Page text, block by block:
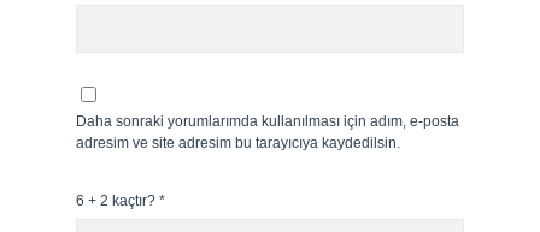
Daha sonraki yorumlarımda kullanılması için adım, e-posta
adresim ve site adresim bu tarayıcıya kaydedilsin.
6 + 2 kaçtır? *